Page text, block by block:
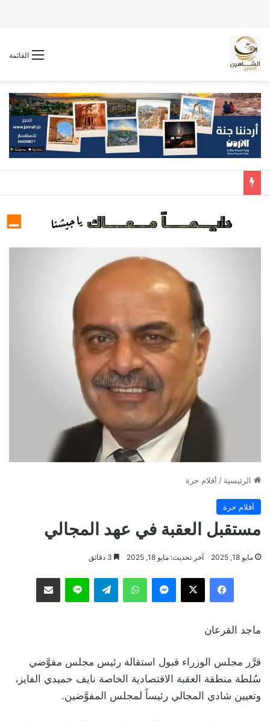
القائمة
الرئيسية / أقلام حرة
أقلام حرة
مستقبل العقبة في عهد المجالي
مايو 18, 2025 آخر تحديث: مايو 18, 2025
فيسبوك ‫X ماسنجر واتساب تيلقرام لاين مشاركة عبر البريد
ماجد القرعان
قرَّر مجلس الوزراء قبول استقالة رئيس مجلس مفوَّضي
سُلطة منطقة العقبة الاقتصادية الخاصة نايف حميدي الفايز،
وتعيين شادي المجالي رئيساً لمجلس المفوَّضين.